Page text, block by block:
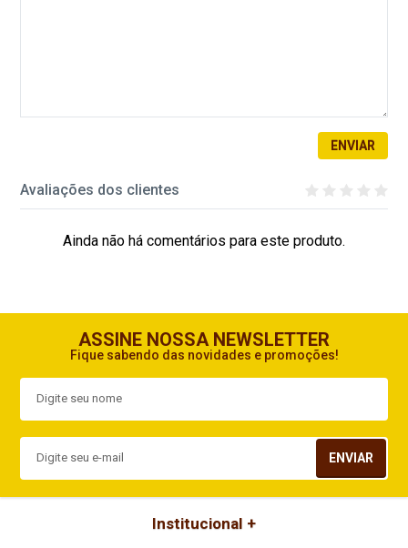
ENVIAR
Avaliações dos clientes
Ainda não há comentários para este produto.
ASSINE NOSSA NEWSLETTER
Fique sabendo das novidades e promoções!
ENVIAR
Institucional